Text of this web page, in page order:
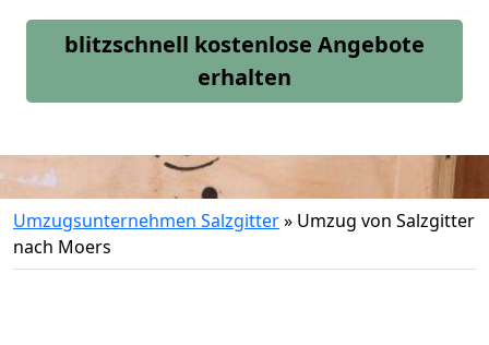
blitzschnell kostenlose Angebote
erhalten
Umzugsunternehmen Salzgitter» Umzug von Salzgitter
nach Moers